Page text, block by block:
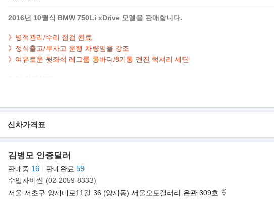
2016년 10월식 BMW 750Li xDrive 모델을 판매합니다.
》병적관리/수리 점검 완료
》정식출고/무사고 운행 차량임을 강조
》여유로운 뒷좌석 레그룸 롱바디/8기통 엔진 럭셔리 세단
- 수리 점검 완료
- 4.4L V8 엔진 럭셔리 세단
- 깔끔하게 관리된 내/외관 보유
- 옵션으로 네비/후방캠/썬루프/어라운드뷰/패들쉬프트/열선.통풍.전동.메모리시트 등..
신차가격표
김병모 인증딜러
판매중 16 판매완료 59
수입차비싼 (02-2059-8333)
서울 서초구 양재대로11길 36 (양재동) 서울오토갤러리 은관 309호